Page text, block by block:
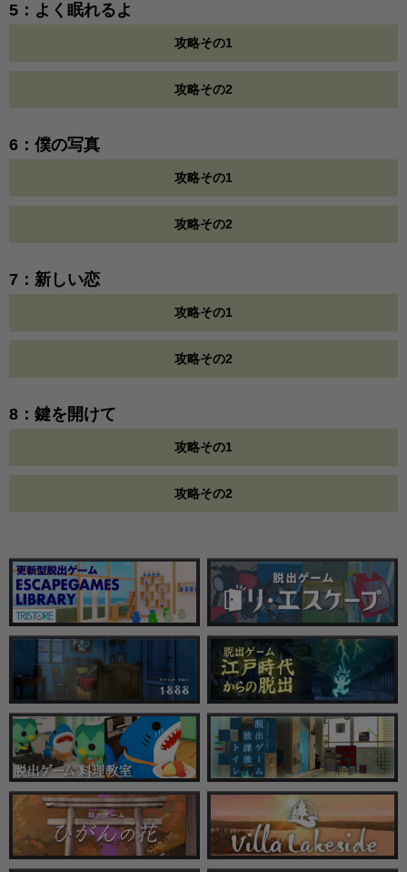
5：よく眠れるよ
攻略その1
攻略その2
6：僕の写真
攻略その1
攻略その2
7：新しい恋
攻略その1
攻略その2
8：鍵を開けて
攻略その1
攻略その2